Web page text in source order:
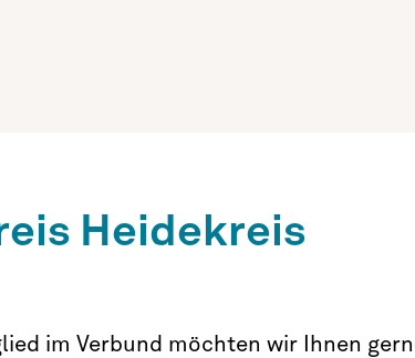
Heidekreis
im Verbund möchten wir Ihnen